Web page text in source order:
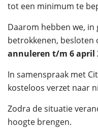
tot een minimum te
Daarom hebben we,
betrokkenen, besloten
annuleren t/m 6 april
In samenspraak met
kosteloos verzet naar
Zodra de situatie
hoogte brengen.